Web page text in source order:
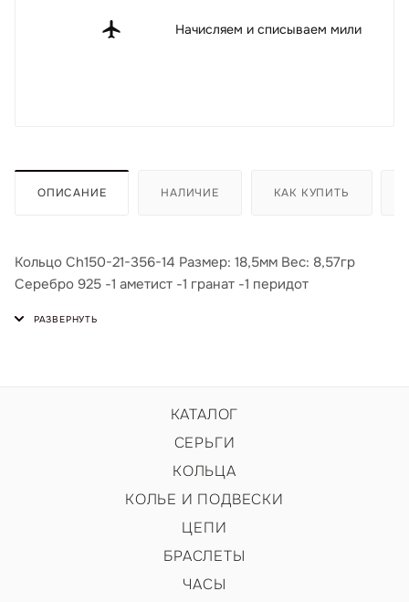
Начисляем и списываем мили
ОПИСАНИЕ НАЛИЧИЕ КАК КУПИТЬ
Кольцо Ch150-21-356-14 Размер: 18,5мм Вес: 8,57гр
Серебро 925 -1 аметист -1 гранат -1 перидот
КАТАЛОГ
СЕРЬГИ
КОЛЬЦА
КОЛЬЕ И ПОДВЕСКИ
ЦЕПИ
БРАСЛЕТЫ
ЧАСЫ